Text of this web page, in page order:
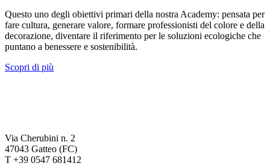
Questo uno degli obiettivi primari della nostra Academy: pensata per
fare cultura, generare valore, formare professionisti del colore e della
decorazione, diventare il riferimento per le soluzioni ecologiche che
puntano a benessere e sostenibilità.
Scopri di più
Via Cherubini n. 2
47043 Gatteo (FC)
T +39 0547 681412